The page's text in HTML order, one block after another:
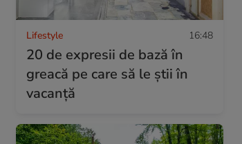
Lifestyle 16:48
20 de expresii de bază în
greacă pe care să le știi în
vacanță